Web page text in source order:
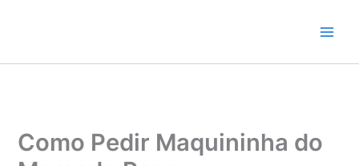
conteúdo
Como Pedir Maquininha do